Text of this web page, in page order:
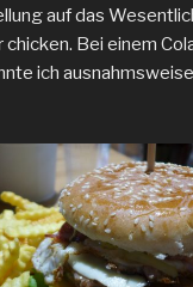
auf das
Bei einem
ich